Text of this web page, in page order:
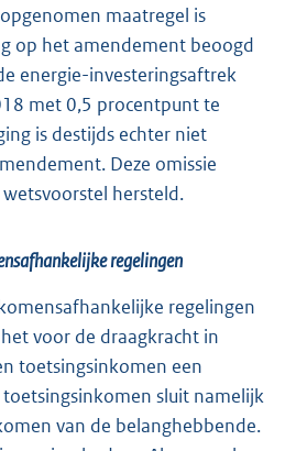
maatregel is
op het amendement beoogd
energie-investeringsaftrek
met 0,5 procentpunt te
is destijds echter niet
Deze omissie
hersteld.
regelingen
regelingen
voor de draagkracht in
toetsingsinkomen een
sluit namelijk
van de belanghebbende.